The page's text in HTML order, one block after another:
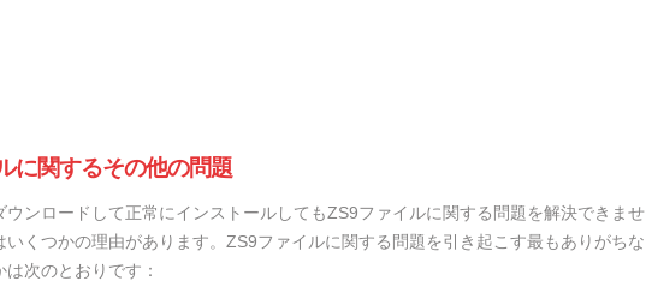
に関するその他の問題
ウンロードして正常にインストールしてもZS9ファイルに関する問題を解決できませ
いくつかの理由があります。ZS9ファイルに関する問題を引き起こす最もありがちな
次のとおりです：